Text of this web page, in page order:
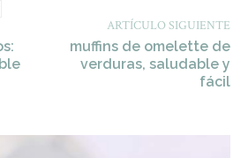
ARTÍCULO SIGUIENTE
muffins de omelette de
verduras, saludable y
fácil